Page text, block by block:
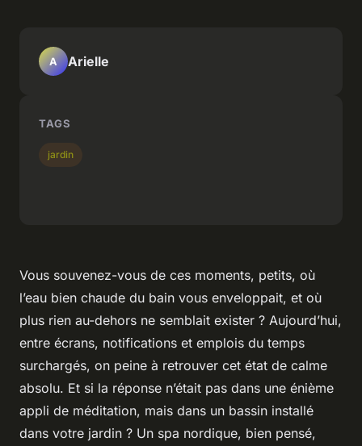
Vous souvenez-vous de ces moments, petits, où
l’eau bien chaude du bain vous enveloppait, et où
plus rien au-dehors ne semblait exister ? Aujourd’hui,
entre écrans, notifications et emplois du temps
surchargés, on peine à retrouver cet état de calme
absolu. Et si la réponse n’était pas dans une énième
appli de méditation, mais dans un bassin installé
dans votre jardin ? Un spa nordique, bien pensé,
A Arielle
TAGS
jardin